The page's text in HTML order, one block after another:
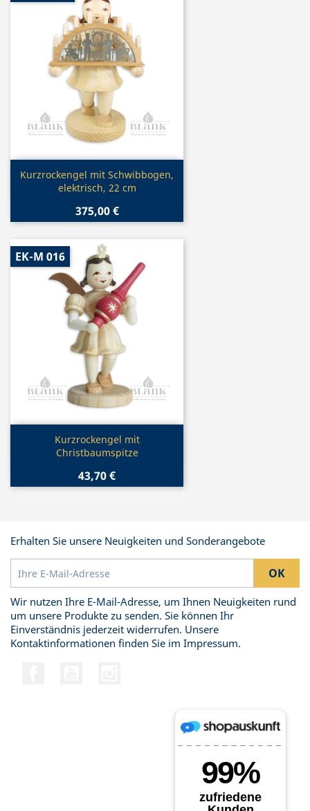
Vorschau
Kurzrockengel mit Schwibbogen,
elektrisch, 22 cm
375,00 €
Vorschau
Kurzrockengel mit
Christbaumspitze
43,70 €
EK-M 016
Erhalten Sie unsere Neuigkeiten und Sonderangebote
Wir nutzen Ihre E-Mail-Adresse, um Ihnen Neuigkeiten rund
um unsere Produkte zu senden. Sie können Ihr
Einverständnis jederzeit widerrufen. Unsere
Kontaktinformationen finden Sie im Impressum.